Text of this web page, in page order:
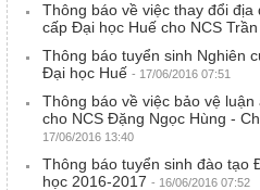
Thông báo về việc thay đổi
cấp Đại học Huế cho NCS
Thông báo tuyển sinh Nghiên
Đại học Huế - 17/06/2016 07:51
Thông báo về việc bảo vệ
cho NCS Đặng Ngọc Hùng -
17/06/2016 13:40
Thông báo tuyển sinh đào tạo
học 2016-2017 - 16/06/2016 07:52